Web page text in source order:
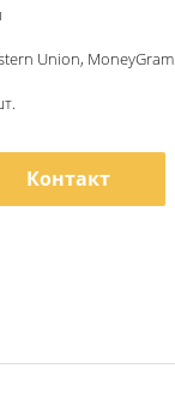
Union, MoneyGram
Контакт